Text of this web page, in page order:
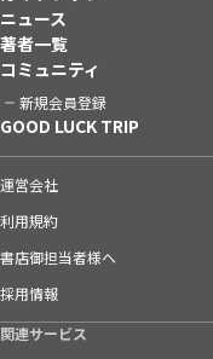
ニュース
著者一覧
コミュニティ
新規会員登録
GOOD LUCK TRIP
運営会社
利用規約
書店御担当者様へ
採用情報
関連サービス